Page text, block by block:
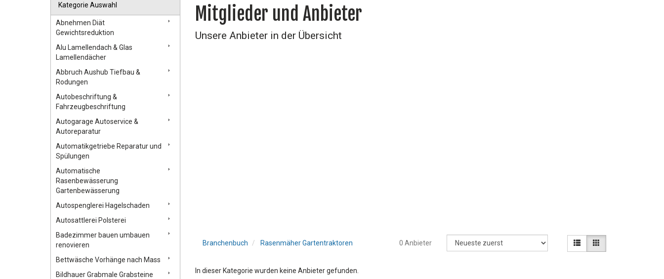
Mitglieder und Anbieter
Unsere Anbieter in der Übersicht
Branchenbuch Rasenmäher Gartentraktoren 0 Anbieter
In dieser Kategorie wurden keine Anbieter gefunden.
Kategorie Auswahl
Abnehmen Diät
Gewichtsreduktion
Alu Lamellendach & Glas
Lamellendächer
Abbruch Aushub Tiefbau &
Rodungen
Autobeschriftung &
Fahrzeugbeschriftung
Autogarage Autoservice &
Autoreparatur
Automatikgetriebe Reparatur und
Spülungen
Automatische
Rasenbewässerung
Gartenbewässerung
Autospenglerei Hagelschaden
Autosattlerei Polsterei
Badezimmer bauen umbauen
renovieren
Bettwäsche Vorhänge nach Mass
Bildhauer Grabmale Grabsteine